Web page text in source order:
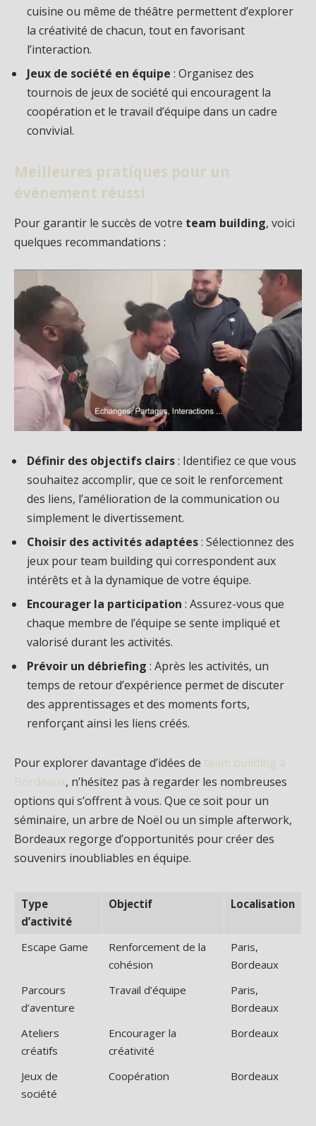
cuisine ou même de théâtre permettent d’explorer
la créativité de chacun, tout en favorisant
l’interaction.
Jeux de société en équipe : Organisez des
tournois de jeux de société qui encouragent la
coopération et le travail d’équipe dans un cadre
convivial.
Meilleures pratiques pour un
événement réussi
Pour garantir le succès de votre team building, voici
quelques recommandations :
Définir des objectifs clairs: Identifiez ce que vous
souhaitez accomplir, que ce soit le renforcement
des liens, l’amélioration de la communication ou
simplement le divertissement.
Choisir des activités adaptées: Sélectionnez des
jeux pour team building qui correspondent aux
intérêts et à la dynamique de votre équipe.
Encourager la participation : Assurez-vous que
chaque membre de l’équipe se sente impliqué et
valorisé durant les activités.
Prévoir un débriefing : Après les activités, un
temps de retour d’expérience permet de discuter
des apprentissages et des moments forts,
renforçant ainsi les liens créés.
Pour explorer davantage d’idées de team building à
Bordeaux, n’hésitez pas à regarder les nombreuses
options qui s’offrent à vous. Que ce soit pour un
séminaire, un arbre de Noël ou un simple afterwork,
Bordeaux regorge d’opportunités pour créer des
souvenirs inoubliables en équipe.
Type
d’activité
Objectif Localisation
Escape Game
Renforcement de la
cohésion
Paris,
Bordeaux
Parcours
d’aventure
Travail d’équipe
Paris,
Bordeaux
Ateliers
créatifs
Encourager la
créativité
Bordeaux
Jeux de
société
Coopération Bordeaux